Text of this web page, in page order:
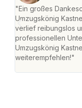
"Ein großes
Umzugskönig
verlief reibungslos
professionellen
Umzugskönig
weiterempfehlen!"